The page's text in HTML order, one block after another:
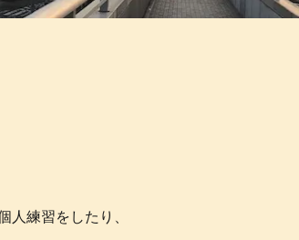
人練習をしたり、